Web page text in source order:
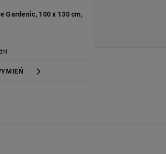
Gardenic, 100 x 130 cm,